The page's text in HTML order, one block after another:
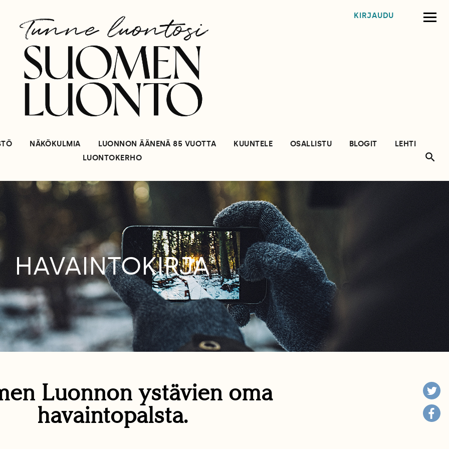
KIRJAUDU
NÄKÖKULMIA LUONNON ÄÄNENÄ 85 VUOTTA KUUNTELE OSALLISTU BLOGIT
LEHTI
LUONTOKERHO
HAVAINTOKIRJA
Luonnon ystävien oma
havaintopalsta.